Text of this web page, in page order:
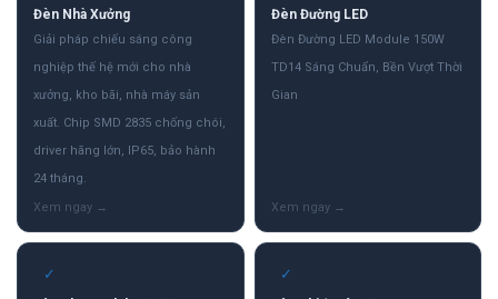
Đèn Nhà Xưởng
Giải pháp chiếu sáng công
nghiệp thế hệ mới cho nhà
xưởng, kho bãi, nhà máy sản
xuất. Chip SMD 2835 chống chói,
driver hãng lớn, IP65, bảo hành
24 tháng.
Đèn Đường LED
Đèn Đường LED Module 150W
TD14 Sáng Chuẩn, Bền Vượt Thời
Gian
✓ ✓